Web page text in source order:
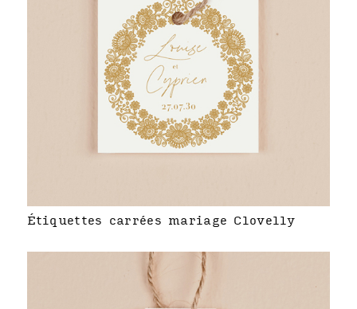
Étiquettes carrées mariage Clovelly